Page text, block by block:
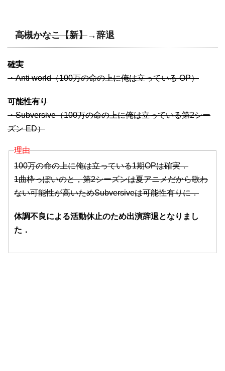
高槻かなこ【新】→辞退
確実
・Anti world（100万の命の上に俺は立っている OP）
可能性有り
・Subversive（100万の命の上に俺は立っている第2シー
ズン ED）
理由
100万の命の上に俺は立っている1期OPは確実．
1曲枠っぽいのと，第2シーズンは夏アニメだから歌わ
ない可能性が高いためSubversiveは可能性有りに．
体調不良による活動休止のため出演辞退となりまし
た．